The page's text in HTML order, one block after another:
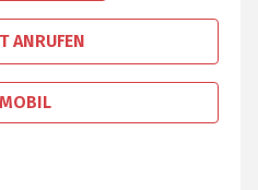
ANRUFEN
MOBIL